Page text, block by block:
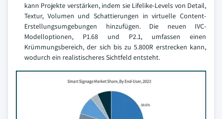
kann Projekte verstärken, indem sie Lifelike-Levels von Detail,
Textur, Volumen und Schattierungen in virtuelle Content-
Erstellungsumgebungen hinzufügen. Die neuen IVC-
Modelloptionen, P1.68 und P2.1, umfassen einen
Krümmungsbereich, der sich bis zu 5.800R erstrecken kann,
wodurch ein realistischeres Sichtfeld entsteht.